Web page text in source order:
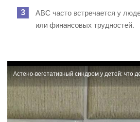
АВС часто встречается у
или финансовых трудностей.
Астено-вегетативный синдром у детей: что